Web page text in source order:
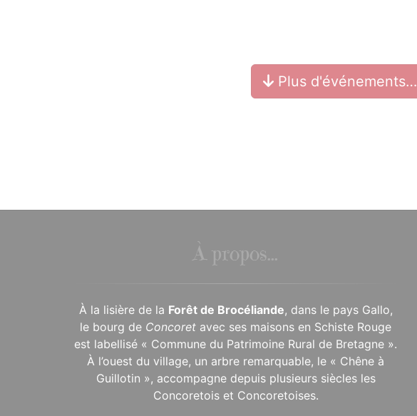
Plus d'événements…
À propos...
À la lisière de la Forêt de Brocéliande, dans le pays Gallo,
le bourg de Concoret avec ses maisons en Schiste Rouge
est labellisé « Commune du Patrimoine Rural de Bretagne ».
À l’ouest du village, un arbre remarquable, le « Chêne à
Guillotin », accompagne depuis plusieurs siècles les
Concoretois et Concoretoises.